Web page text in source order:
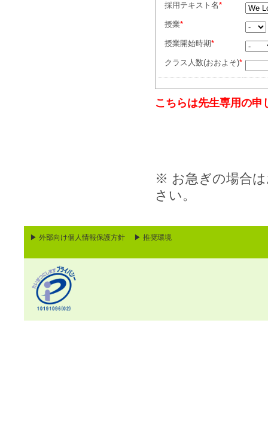
採用テキスト名*
授業*
授業開始時期*
クラス人数(おおよそ)*
こちらは先生専用の申
※ お急ぎの場合は
さい。
▶ 外部向け個人情報保護方針 ▶ 推奨環境